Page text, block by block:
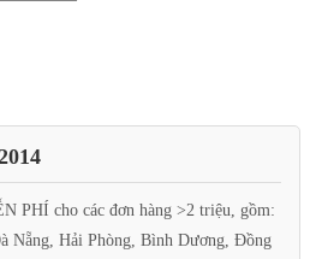
PHÍ cho các đơn hàng >2 triệu, gồm:
Nẵng, Hải Phòng, Bình Dương, Đồng